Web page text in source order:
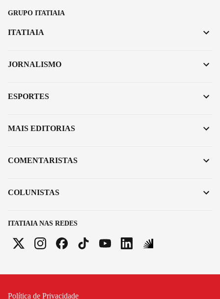
GRUPO ITATIAIA
ITATIAIA NAS REDES
ITATIAIA
JORNALISMO
ESPORTES
MAIS EDITORIAS
COMENTARISTAS
COLUNISTAS
Política de Privacidade